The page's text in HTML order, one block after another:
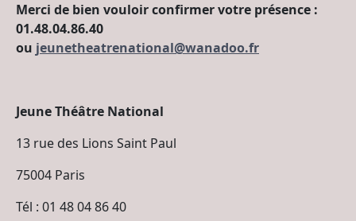
Merci de bien vouloir confirmer votre présence :
01.48.04.86.40
ou jeunetheatrenational@wanadoo.fr
Jeune Théâtre National
13 rue des Lions Saint Paul
75004 Paris
Tél : 01 48 04 86 40